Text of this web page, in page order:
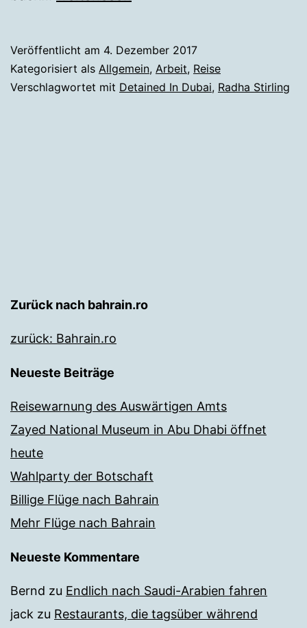
–
die
Veröffentlicht am 4. Dezember 2017
Kategorisiert als Allgemein, Arbeit, Reise
Verschlagwortet mit Detained In Dubai, Radha Stirling
Zurück nach bahrain.ro
zurück: Bahrain.ro
Neueste Beiträge
Reisewarnung des Auswärtigen Amts
Zayed National Museum in Abu Dhabi öffnet
heute
Wahlparty der Botschaft
Billige Flüge nach Bahrain
Mehr Flüge nach Bahrain
Neueste Kommentare
Bernd zu Endlich nach Saudi-Arabien fahren
jack zu Restaurants, die tagsüber während